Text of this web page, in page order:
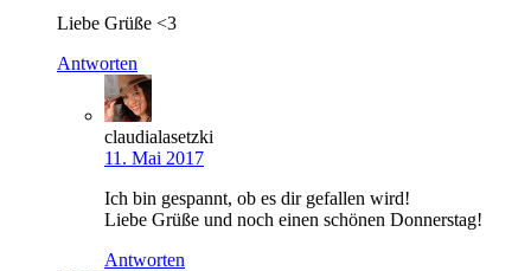
Liebe Grüße <3
Antworten
claudialasetzki
11. Mai 2017
Ich bin gespannt, ob es dir gefallen wird!
Liebe Grüße und noch einen schönen Donnerstag!
Antworten